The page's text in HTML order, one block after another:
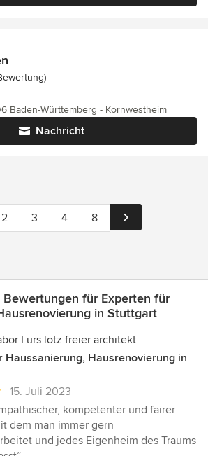
5 von 5 Sternen
Nachricht
Baden-Württemberg - Kornwestheim
2 3 4 8
für Experten für
in Stuttgart
I urs lotz freier architekt
Haussanierung, Hausrenovierung in
15. Juli 2023
kompetenter und fairer
dem man immer gern
und jedes Eigenheim des Traums